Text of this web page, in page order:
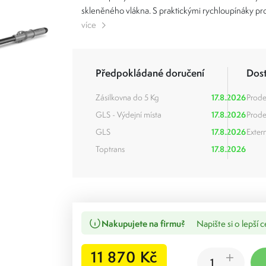
skleněného vlákna. S praktickými rychloupínáky
více
Předpokládané doručení
Zásilkovna do 5 Kg
17.8.2026
GLS - Výdejní místa
17.8.2026
GLS
17.8.2026
Toptrans
17.8.2026
Nakupujete na firmu? Napište si o lepší
11 870 Kč